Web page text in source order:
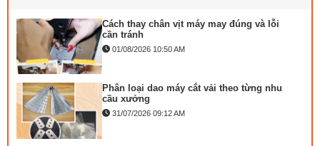
Cách thay chân vịt máy may đúng và lỗi
cần tránh
01/08/2026 10:50 AM
Phân loại dao máy cắt vải theo từng nhu
cầu xưởng
31/07/2026 09:12 AM